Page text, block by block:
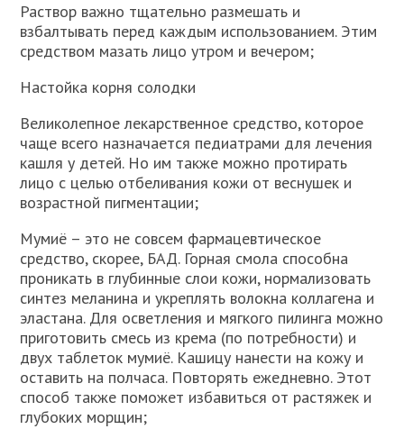
Раствор важно тщательно размешать и
взбалтывать перед каждым использованием. Этим
средством мазать лицо утром и вечером;
Настойка корня солодки
Великолепное лекарственное средство, которое
чаще всего назначается педиатрами для лечения
кашля у детей. Но им также можно протирать
лицо с целью отбеливания кожи от веснушек и
возрастной пигментации;
Мумиё – это не совсем фармацевтическое
средство, скорее, БАД. Горная смола способна
проникать в глубинные слои кожи, нормализовать
синтез меланина и укреплять волокна коллагена и
эластана. Для осветления и мягкого пилинга можно
приготовить смесь из крема (по потребности) и
двух таблеток мумиё. Кашицу нанести на кожу и
оставить на полчаса. Повторять ежедневно. Этот
способ также поможет избавиться от растяжек и
глубоких морщин;